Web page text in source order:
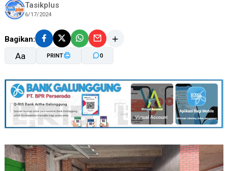
Tasikplus
6/17/2024
Bagikan:
Aa
A-
PRINT 0